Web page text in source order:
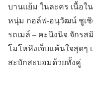
บานแย้ม ในละคร เนื้อใ
หนุ่ม กอล์ฟ-อนุวัฒน์ ชูเชิ
รถเมล์ – คะนึงนิจ จักร
โมโหหึงเจ็บแค้นใจสุดๆ
สะบักสะบอมด้วยทั้งคู่